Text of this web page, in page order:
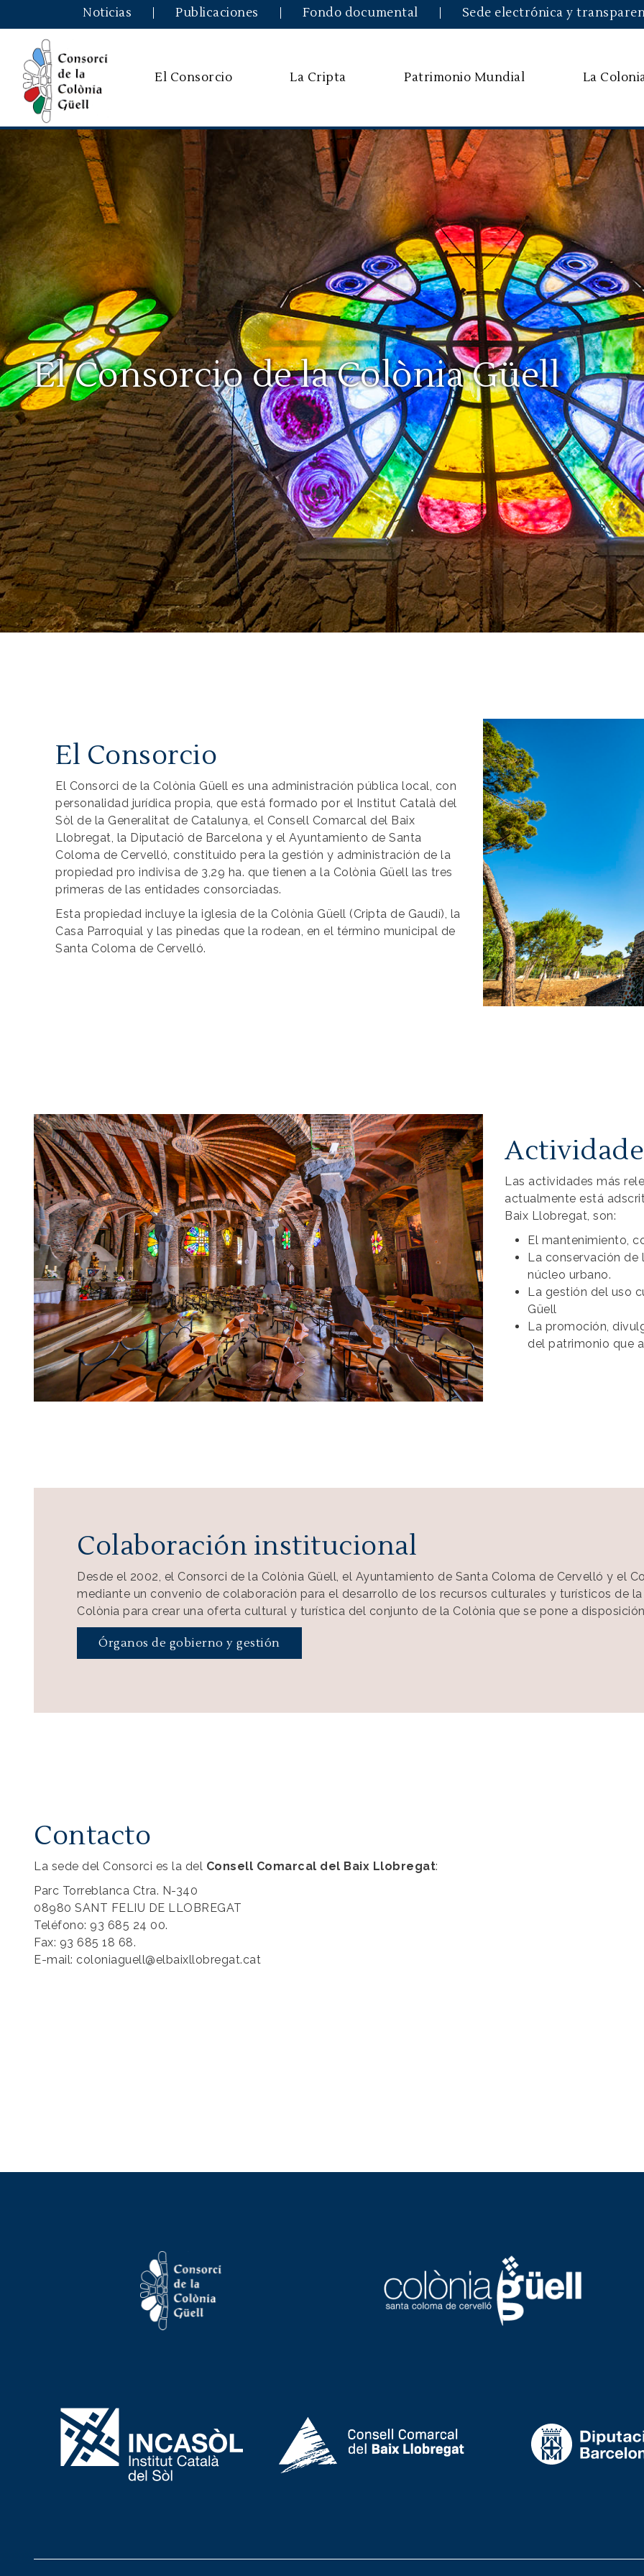
Pasar al contenido principal
Noticias Publicaciones Fondo documental Sede electrónica y
El Consorcio La Cripta Patrimonio Mundial La
El Consorcio de la Colònia Güell
Imagen
El Consorcio
El Consorci de la Colònia Güell es una administración pública local, con
personalidad jurídica propia, que está formado por el Institut Català del
Sòl de la Generalitat de Catalunya, el Consell Comarcal del Baix
Llobregat, la Diputació de Barcelona y el Ayuntamiento de Santa
Coloma de Cervelló, constituido pera la gestión y administración de la
propiedad pro indivisa de 3,29 ha. que tienen a la Colònia Güell las tres
primeras de las entidades consorciadas.
Esta propiedad incluye la iglesia de la Colònia Güell (Cripta de Gaudí), la
Casa Parroquial y las pinedas que la rodean, en el término municipal de
Santa Coloma de Cervelló.
Imagen
Las actividades más
actualmente está
Baix Llobregat, son:
El mantenimiento,
La conservación de
núcleo urbano.
La gestión del uso
Güell
La promoción,
del patrimonio que
Colaboración institucional
Desde el 2002, el Consorci de la Colònia Güell, el Ayuntamiento de Santa Coloma de Cervelló y el
mediante un convenio de colaboración para el desarrollo de los recursos culturales y turísticos de
Colònia para crear una oferta cultural y turística del conjunto de la Colònia que se pone a
Órganos de gobierno y gestión
Contacto
La sede del Consorci es la del Consell Comarcal del Baix Llobregat:
Parc Torreblanca Ctra. N-340
08980 SANT FELIU DE LLOBREGAT
Teléfono: 93 685 24 00.
Fax: 93 685 18 68.
E-mail: coloniaguell@elbaixllobregat.cat